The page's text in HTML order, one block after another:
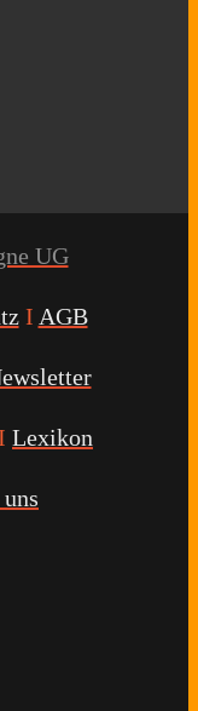
UG
I AGB
Lexikon